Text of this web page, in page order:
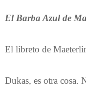
El Barba Azul de
El libreto de
Dukas, es otra cosa.